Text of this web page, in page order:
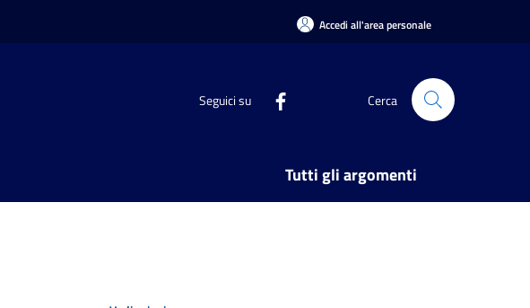
Accedi all'area personale
Seguici su Cerca
Tutti gli argomenti